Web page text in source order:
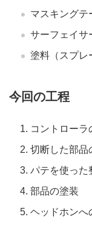
マスキングテ
サーフェイサ
塗料（スプレ
今回の工程
コントローラ
切断した部品
パテを使った
部品の塗装
ヘッドホンへ